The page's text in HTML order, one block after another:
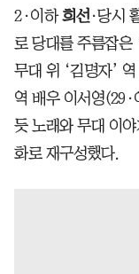
2·이하희선·당시
로 당대를 주름잡은
무대 위 ‘김명자’
역 배우 이서영(29·
듯 노래와 무대 이
화로 재구성했다.